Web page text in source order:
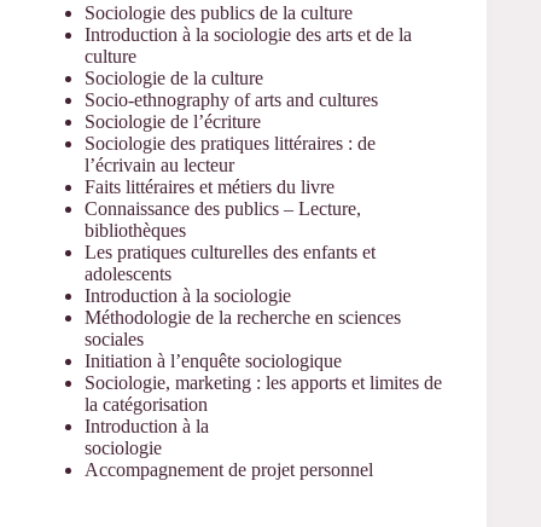
Sociologie des publics de la culture
Introduction à la sociologie des arts et de la
culture
Sociologie de la culture
Socio-ethnography of arts and cultures
Sociologie de l’écriture
Sociologie des pratiques littéraires : de
l’écrivain au lecteur
Faits littéraires et métiers du livre
Connaissance des publics – Lecture,
bibliothèques
Les pratiques culturelles des enfants et
adolescents
Introduction à la sociologie
Méthodologie de la recherche en sciences
sociales
Initiation à l’enquête sociologique
Sociologie, marketing : les apports et limites de
la catégorisation
Introduction à la
sociologie
Accompagnement de projet personnel